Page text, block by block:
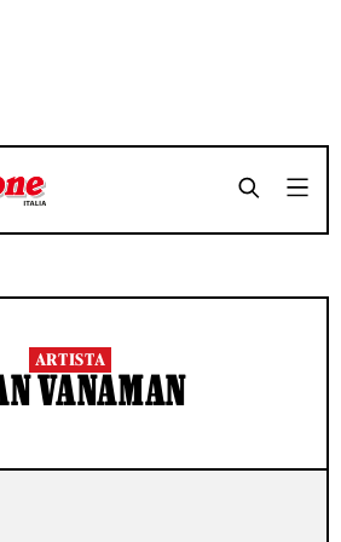
ARTISTA
VANAMAN